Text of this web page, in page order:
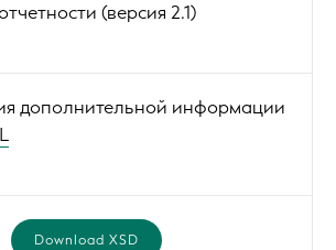
(версия 2.1)
дополнительной информации
Download XSD